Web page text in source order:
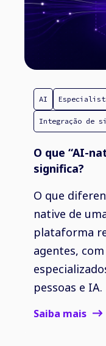
AI
Integração de
O que “AI-
significa?
O que
native de
plataforma
agentes,
pessoas e IA.
Saiba mais